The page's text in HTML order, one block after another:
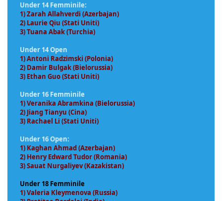
Under 14 Femminile:
1) Zarah Allahverdi (Azerbajan)
2) Laurie Qiu (Stati Uniti)
3) Tuana Abak (Turchia)
Under 14 Open
1) Antoni Radzimski (Polonia)
2) Damir Bulgak (Bielorussia)
3) Ethan Guo (Stati Uniti)
Under 16 Femminile
1) Veranika Abramkina (Bielorussia)
2) Jiang Tianyu (Cina)
3) Rachael Li (Stati Uniti)
Under 16 Open:
1) Kaghan Ahmad (Azerbajan)
2) Henry Edward Tudor (Romania)
3) Sauat Nurgaliyev (Kazakistan)
Under 18 Femminile
1) Valeria Kleymenova (Russia)